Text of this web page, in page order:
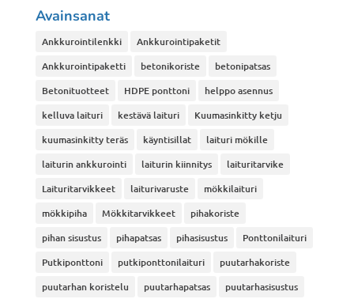
Avainsanat
Ankkurointilenkki
Ankkurointipaketit
Ankkurointipaketti
betonikoriste
betonipatsas
Betonituotteet
HDPE ponttoni
helppo asennus
kelluva laituri
kestävä laituri
Kuumasinkitty ketju
kuumasinkitty teräs
käyntisillat
laituri mökille
laiturin ankkurointi
laiturin kiinnitys
laituritarvike
Laituritarvikkeet
laiturivaruste
mökkilaituri
mökkipiha
Mökkitarvikkeet
pihakoriste
pihan sisustus
pihapatsas pihasisustus
Ponttonilaituri
Putkiponttoni
putkiponttonilaituri
puutarhakoriste
puutarhan koristelu
puutarhapatsas puutarhasisustus